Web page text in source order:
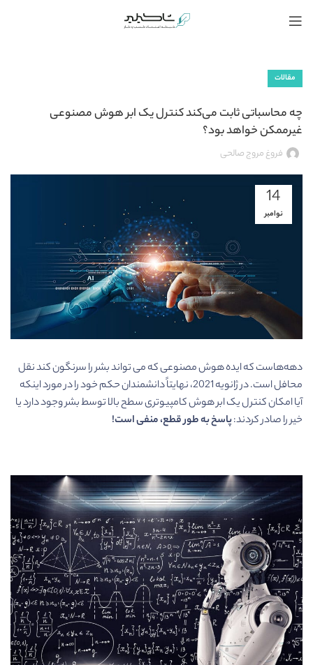
مقالات
چه محاسباتی ثابت می‌کند کنترل یک ابر هوش مصنوعی
غیرممکن خواهد بود؟
فروغ مروج صالحی
14
نوامبر
دهه‌هاست که ایده هوش مصنوعی که می تواند بشر را سرنگون کند نقل
محافل است. در ژانویه 2021، نهایتاً دانشمندان حکم خود را در مورد اینکه
آیا امکان کنترل یک ابر هوش کامپیوتری سطح بالا توسط بشر وجود دارد یا
خیر را صادر کردند:پاسخ به طور قطع، منفی است!